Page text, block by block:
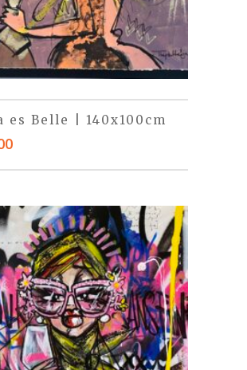
es Belle | 140x100cm